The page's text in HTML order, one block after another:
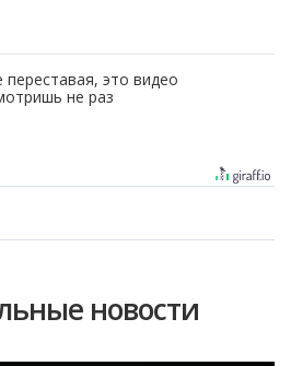
переставая, это видео
не раз
новости